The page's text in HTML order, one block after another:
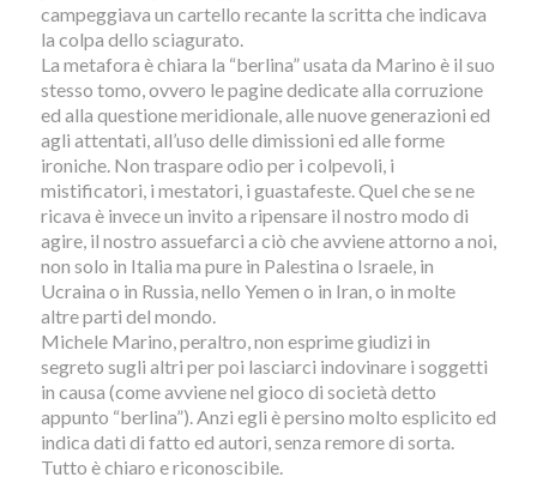
campeggiava un cartello recante la scritta che indicava
la colpa dello sciagurato.
La metafora è chiara la “berlina” usata da Marino è il suo
stesso tomo, ovvero le pagine dedicate alla corruzione
ed alla questione meridionale, alle nuove generazioni ed
agli attentati, all’uso delle dimissioni ed alle forme
ironiche. Non traspare odio per i colpevoli, i
mistificatori, i mestatori, i guastafeste. Quel che se ne
ricava è invece un invito a ripensare il nostro modo di
agire, il nostro assuefarci a ciò che avviene attorno a noi,
non solo in Italia ma pure in Palestina o Israele, in
Ucraina o in Russia, nello Yemen o in Iran, o in molte
altre parti del mondo.
Michele Marino, peraltro, non esprime giudizi in
segreto sugli altri per poi lasciarci indovinare i soggetti
in causa (come avviene nel gioco di società detto
appunto “berlina”). Anzi egli è persino molto esplicito ed
indica dati di fatto ed autori, senza remore di sorta.
Tutto è chiaro e riconoscibile.